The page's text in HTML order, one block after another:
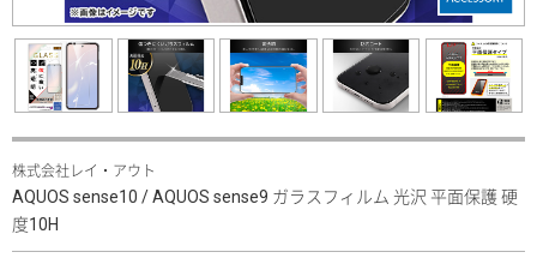
株式会社レイ・アウト
AQUOS sense10 / AQUOS sense9 ガラスフィルム 光沢 平面保護 硬
度10H